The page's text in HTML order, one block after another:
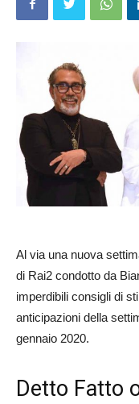
Al via una nuova
di Rai2 condotto da
imperdibili consigli di
anticipazioni della
gennaio 2020.
Detto Fatto